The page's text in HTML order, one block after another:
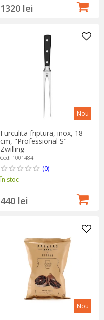
1320 lei
Nou
Furculita friptura, inox, 18
cm, "Professional S" -
Zwilling
Cod: 1001484
(0)
În stoc
440 lei
Nou